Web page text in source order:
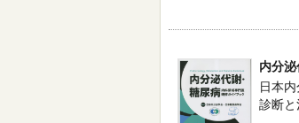
内分
日本
診断